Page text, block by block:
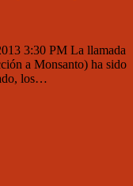
3:30 PM La llamada
a Monsanto) ha sido
los…